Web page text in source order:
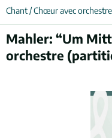
Chant / Chœur avec orchestre
Mahler: “Um
orchestre